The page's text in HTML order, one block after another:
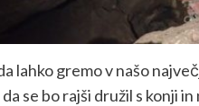
lahko gremo v našo
se bo rajši družil s konji